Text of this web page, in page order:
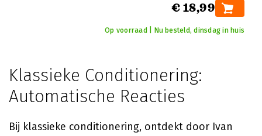
€ 18,99
Op voorraad | Nu besteld, dinsdag in huis
Klassieke Conditionering:
Automatische Reacties
Bij klassieke conditionering, ontdekt door Ivan